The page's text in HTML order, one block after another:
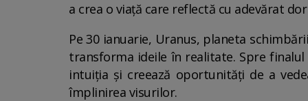
a crea o viață care reflectă cu adevărat
Pe 30 ianuarie, Uranus, planeta
transforma ideile în realitate. Spre
intuiția și creează oportunități de a
împlinirea visurilor.